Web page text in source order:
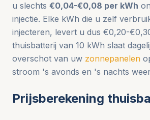
u slechts €0,04-€0,08 per kWh
injectie. Elke kWh die u zelf
injecteren, levert u dus €0,20-
thuisbatterij van 10 kWh slaat
overschot van uw zonnepanelen
stroom 's avonds en 's nachts
Prijsberekening